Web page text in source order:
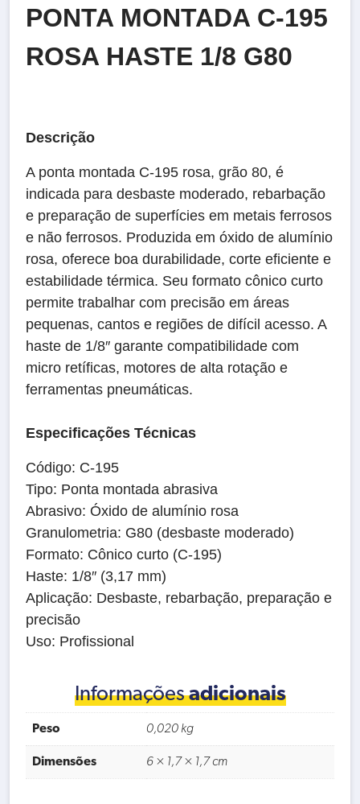
PONTA MONTADA C-195
ROSA HASTE 1/8 G80
Descrição
A ponta montada C‑195 rosa, grão 80, é
indicada para desbaste moderado, rebarbação
e preparação de superfícies em metais ferrosos
e não ferrosos. Produzida em óxido de alumínio
rosa, oferece boa durabilidade, corte eficiente e
estabilidade térmica. Seu formato cônico curto
permite trabalhar com precisão em áreas
pequenas, cantos e regiões de difícil acesso. A
haste de 1/8″ garante compatibilidade com
micro retíficas, motores de alta rotação e
ferramentas pneumáticas.
Especificações Técnicas
Código: C‑195
Tipo: Ponta montada abrasiva
Abrasivo: Óxido de alumínio rosa
Granulometria: G80 (desbaste moderado)
Formato: Cônico curto (C‑195)
Haste: 1/8″ (3,17 mm)
Aplicação: Desbaste, rebarbação, preparação e
precisão
Uso: Profissional
Informaçõesadicionais
Peso 0,020 kg
Dimensões 6 × 1,7 × 1,7 cm